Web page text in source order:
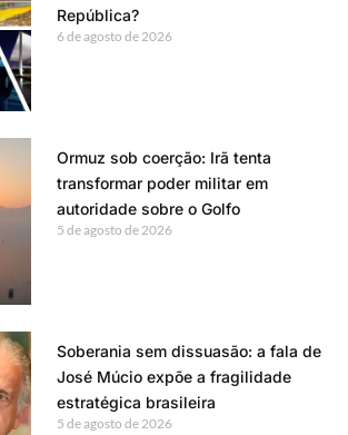
República?
6 de agosto de 2026
Ormuz sob coerção: Irã tenta
transformar poder militar em
autoridade sobre o Golfo
5 de agosto de 2026
Soberania sem dissuasão: a fala de
José Múcio expõe a fragilidade
estratégica brasileira
5 de agosto de 2026